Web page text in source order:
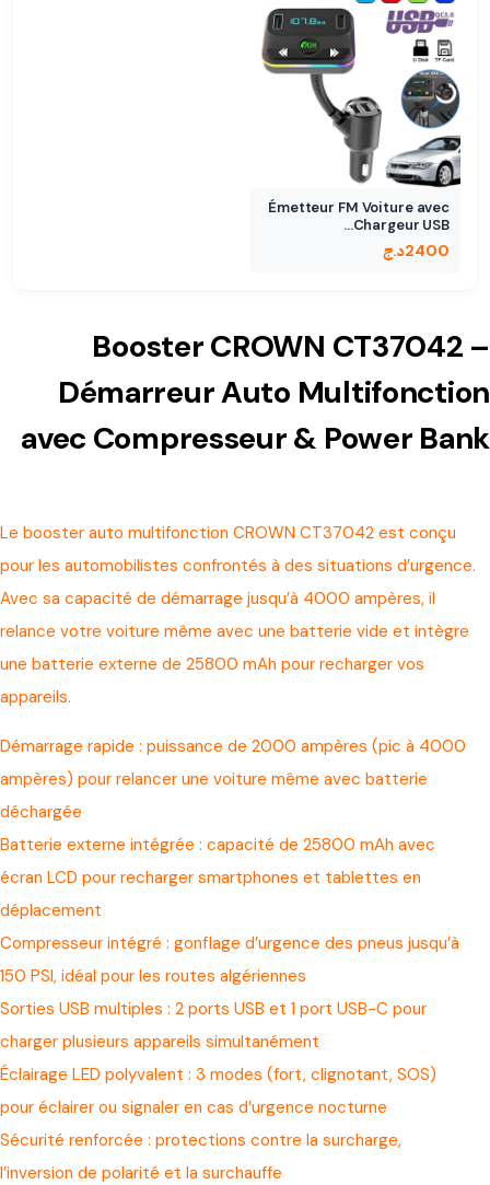
Émetteur FM Voiture avec
Chargeur USB…
2400د.ج
Booster CROWN CT37042 –
Démarreur Auto Multifonction
avec Compresseur & Power Bank
Le booster auto multifonction CROWN CT37042 est conçu
pour les automobilistes confrontés à des situations d’urgence.
Avec sa capacité de démarrage jusqu’à 4000 ampères, il
relance votre voiture même avec une batterie vide et intègre
une batterie externe de 25800 mAh pour recharger vos
appareils.
Démarrage rapide : puissance de 2000 ampères (pic à 4000
ampères) pour relancer une voiture même avec batterie
déchargée
Batterie externe intégrée : capacité de 25800 mAh avec
écran LCD pour recharger smartphones et tablettes en
déplacement
Compresseur intégré : gonflage d’urgence des pneus jusqu’à
150 PSI, idéal pour les routes algériennes
Sorties USB multiples : 2 ports USB et 1 port USB-C pour
charger plusieurs appareils simultanément
Éclairage LED polyvalent : 3 modes (fort, clignotant, SOS)
pour éclairer ou signaler en cas d’urgence nocturne
Sécurité renforcée : protections contre la surcharge,
l’inversion de polarité et la surchauffe